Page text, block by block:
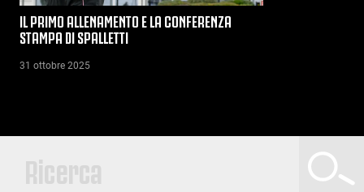
IL PRIMO ALLENAMENTO E LA CONFERENZA
STAMPA DI SPALLETTI
31 ottobre 2025